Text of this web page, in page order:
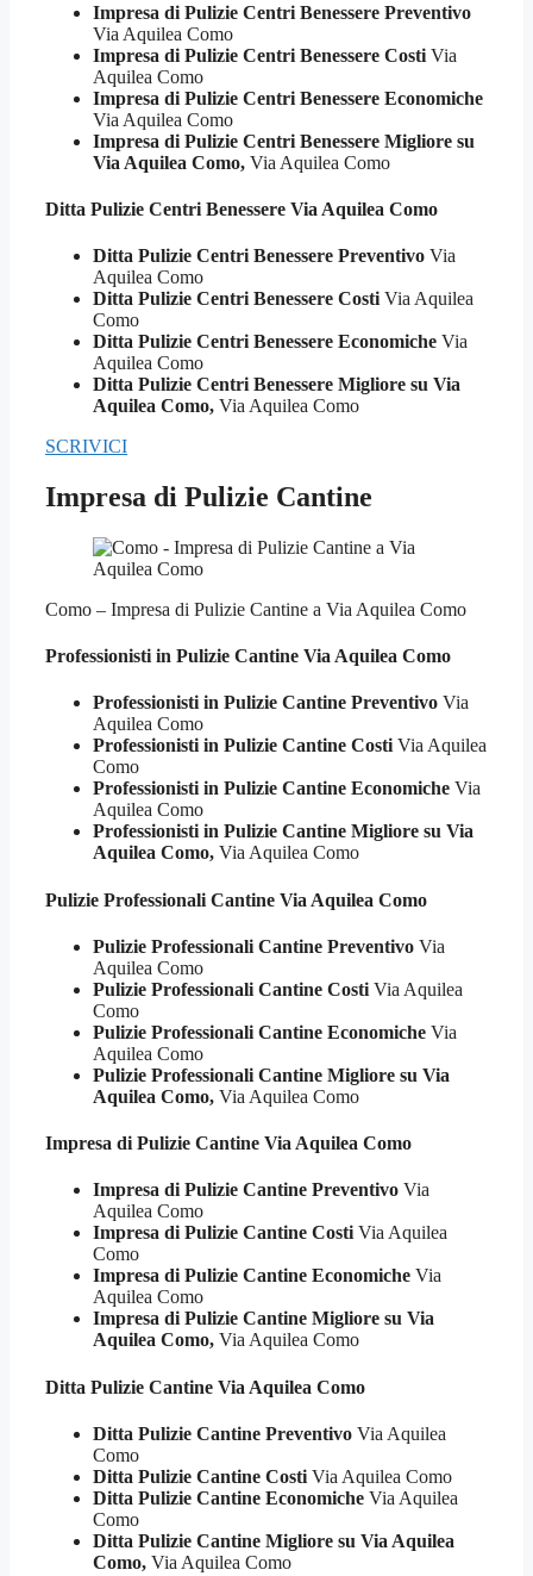
Impresa di Pulizie Centri Benessere Preventivo
Via Aquilea Como
Impresa di Pulizie Centri Benessere Costi Via
Aquilea Como
Impresa di Pulizie Centri Benessere Economiche
Via Aquilea Como
Impresa di Pulizie Centri Benessere Migliore su
Via Aquilea Como, Via Aquilea Como
Ditta Pulizie Centri Benessere Via Aquilea Como
Ditta Pulizie Centri Benessere Preventivo Via
Aquilea Como
Ditta Pulizie Centri Benessere Costi Via Aquilea
Como
Ditta Pulizie Centri Benessere Economiche Via
Aquilea Como
Ditta Pulizie Centri Benessere Migliore su Via
Aquilea Como, Via Aquilea Como
SCRIVICI
Impresa di Pulizie Cantine
Como – Impresa di Pulizie Cantine a Via Aquilea Como
Professionisti in Pulizie Cantine Via Aquilea Como
Professionisti in Pulizie Cantine Preventivo Via
Aquilea Como
Professionisti in Pulizie Cantine CostiVia Aquilea
Como
Professionisti in Pulizie Cantine Economiche Via
Aquilea Como
Professionisti in Pulizie Cantine Migliore su Via
Aquilea Como, Via Aquilea Como
Pulizie Professionali Cantine Via Aquilea Como
Pulizie Professionali Cantine Preventivo Via
Aquilea Como
Pulizie Professionali Cantine Costi Via Aquilea
Como
Pulizie Professionali Cantine Economiche Via
Aquilea Como
Pulizie Professionali Cantine Migliore su Via
Aquilea Como, Via Aquilea Como
Impresa di Pulizie Cantine Via Aquilea Como
Impresa di Pulizie Cantine Preventivo Via
Aquilea Como
Impresa di Pulizie Cantine CostiVia Aquilea
Como
Impresa di Pulizie Cantine Economiche Via
Aquilea Como
Impresa di Pulizie Cantine Migliore su Via
Aquilea Como, Via Aquilea Como
Ditta Pulizie Cantine Via Aquilea Como
Ditta Pulizie Cantine Preventivo Via Aquilea
Como
Ditta Pulizie Cantine Costi Via Aquilea Como
Ditta Pulizie Cantine Economiche Via Aquilea
Como
Ditta Pulizie Cantine Migliore su Via Aquilea
Como, Via Aquilea Como